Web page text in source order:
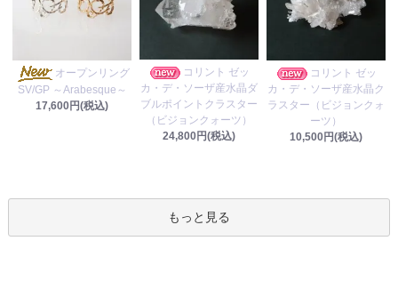
オープンリング
SV/GP ～Arabesque～
17,600円(税込)
コリント ゼッ
カ・デ・ソーザ産水晶ダ
ブルポイントクラスター
（ビジョンクォーツ）
24,800円(税込)
コリント ゼッ
カ・デ・ソーザ産水晶ク
ラスター（ビジョンクォ
ーツ）
10,500円(税込)
もっと見る